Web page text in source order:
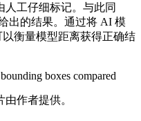
人工仔细标记。与此同
出的结果。通过将 AI 模
衡量模型距离获得正确结
作者提供。